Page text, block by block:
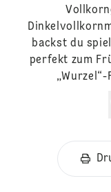
backst du
perfekt zum